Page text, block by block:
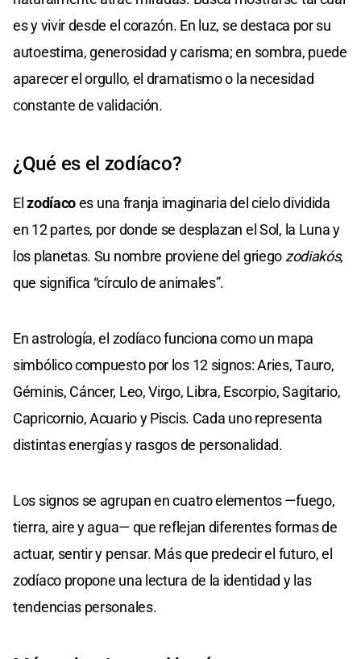
es y vivir desde el corazón. En luz, se destaca por su
autoestima, generosidad y carisma; en sombra, puede
aparecer el orgullo, el dramatismo o la necesidad
constante de validación.
¿Qué es el zodíaco?
Elzodíacoes una franja imaginaria del cielo dividida
en 12 partes, por donde se desplazan el Sol, la Luna y
los planetas. Su nombre proviene del griego zodiakós,
que significa “círculo de animales”.
En astrología, el zodíaco funciona como un mapa
simbólico compuesto por los 12 signos: Aries, Tauro,
Géminis, Cáncer, Leo, Virgo, Libra, Escorpio, Sagitario,
Capricornio, Acuario y Piscis. Cada uno representa
distintas energías y rasgos de personalidad.
Los signos se agrupan en cuatro elementos —fuego,
tierra, aire y agua— que reflejan diferentes formas de
actuar, sentir y pensar. Más que predecir el futuro, el
zodíaco propone una lectura de la identidad y las
tendencias personales.